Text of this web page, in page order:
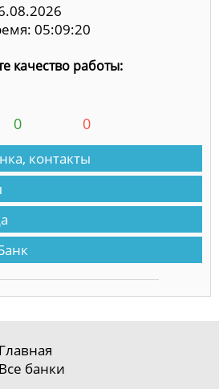
05:09:20
качество работы:
0 0
контакты
Главная
Все банки